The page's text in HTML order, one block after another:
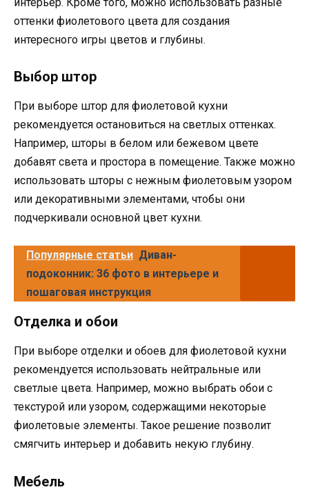
оттенки фиолетового цвета для создания
интересного игры цветов и глубины.
Выбор штор
При выборе штор для фиолетовой кухни
рекомендуется остановиться на светлых оттенках.
Например, шторы в белом или бежевом цвете
добавят света и простора в помещение. Также можно
использовать шторы с нежным фиолетовым узором
или декоративными элементами, чтобы они
подчеркивали основной цвет кухни.
Популярные статьи Диван-
подоконник: 36 фото в интерьере и
пошаговая инструкция
Отделка и обои
При выборе отделки и обоев для фиолетовой кухни
рекомендуется использовать нейтральные или
светлые цвета. Например, можно выбрать обои с
текстурой или узором, содержащими некоторые
фиолетовые элементы. Такое решение позволит
смягчить интерьер и добавить некую глубину.
Мебель